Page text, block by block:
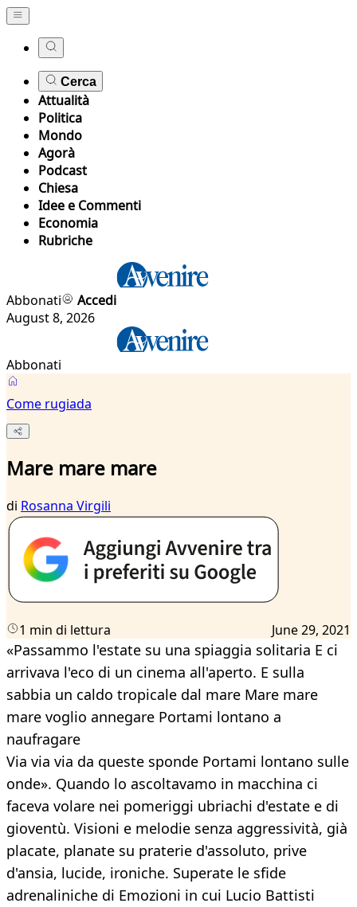
Cerca
Attualità
Politica
Mondo
Agorà
Podcast
Chiesa
Idee e Commenti
Economia
Rubriche
Abbonati
Accedi
August 8, 2026
Abbonati
Come rugiada
Mare mare mare
di Rosanna Virgili
1 min di lettura June 29, 2021
«Passammo l'estate su una spiaggia solitaria E ci
arrivava l'eco di un cinema all'aperto. E sulla
sabbia un caldo tropicale dal mare Mare mare
mare voglio annegare Portami lontano a
naufragare
Via via via da queste sponde Portami lontano sulle
onde». Quando lo ascoltavamo in macchina ci
faceva volare nei pomeriggi ubriachi d'estate e di
gioventù. Visioni e melodie senza aggressività, già
placate, planate su praterie d'assoluto, prive
d'ansia, lucide, ironiche. Superate le sfide
adrenaliniche di Emozioni in cui Lucio Battisti